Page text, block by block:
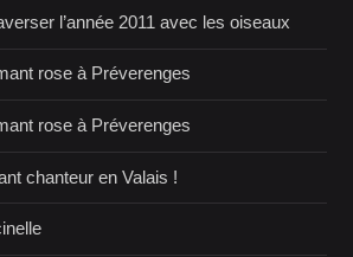
l’année 2011 avec les oiseaux
rose à Préverenges
rose à Préverenges
chanteur en Valais !